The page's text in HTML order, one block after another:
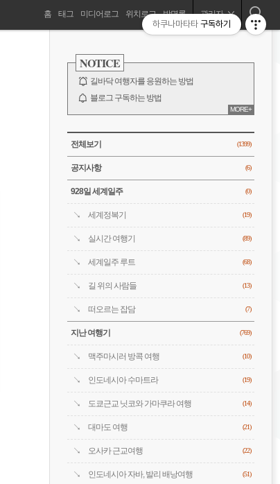
홈 태그 미디어로그 위치로그 방명록 관리자
NOTICE
길바닥 여행자를 응원하는 방법
블로그 구독하는 방법
바람처럼은 누구?
전체 보기
MORE+
CATEGORY
전체보기 (1399)
공지사항 (6)
928일 세계일주 (0)
세계정복기 (19)
실시간 여행기 (89)
세계일주 루트 (68)
길 위의 사람들 (13)
떠오르는 잡담 (7)
지난 여행기 (769)
맥주마시러 방콕 여행 (10)
인도네시아 수마트라 (19)
도쿄근교 닛코와 가마쿠라 여행 (14)
대마도 여행 (21)
오사카 근교여행 (22)
인도네시아 자바, 발리 배낭여행 (51)
하쿠나마타타 구독하기